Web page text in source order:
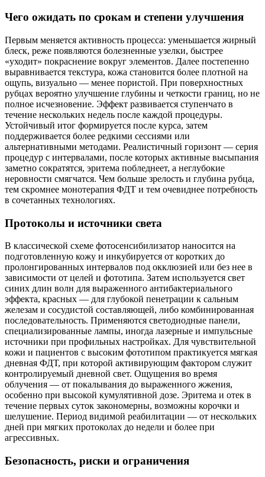
Чего ожидать по срокам и степени улучшения
Первым меняется активность процесса: уменьшается жирный
блеск, реже появляются болезненные узелки, быстрее
«уходит» покраснение вокруг элементов. Далее постепенно
выравнивается текстура, кожа становится более плотной на
ощупь, визуально — менее пористой. При поверхностных
рубцах вероятно улучшение глубины и четкости границ, но не
полное исчезновение. Эффект развивается ступенчато в
течение нескольких недель после каждой процедуры.
Устойчивый итог формируется после курса, затем
поддерживается более редкими сессиями или
альтернативными методами. Реалистичный горизонт — серия
процедур с интервалами, после которых активные высыпания
заметно сократятся, эритема побледнеет, а неглубокие
неровности смягчатся. Чем больше зрелость и глубина рубца,
тем скромнее монотерапия ФДТ и тем очевиднее потребность
в сочетанных технологиях.
Протоколы и источники света
В классической схеме фотосенсибилизатор наносится на
подготовленную кожу и инкубируется от коротких до
пролонгированных интервалов под окклюзией или без нее в
зависимости от целей и фототипа. Затем используется свет
синих длин волн для выраженного антибактериального
эффекта, красных — для глубокой пенетрации к сальным
железам и сосудистой составляющей, либо комбинированная
последовательность. Применяются светодиодные панели,
специализированные лампы, иногда лазерные и импульсные
источники при профильных настройках. Для чувствительной
кожи и пациентов с высоким фототипом практикуется мягкая
дневная ФДТ, при которой активирующим фактором служит
контролируемый дневной свет. Ощущения во время
облучения — от покалывания до выраженного жжения,
особенно при высокой кумулятивной дозе. Эритема и отек в
течение первых суток закономерны, возможны корочки и
шелушение. Период видимой реабилитации — от нескольких
дней при мягких протоколах до недели и более при
агрессивных.
Безопасность, риски и ограничения